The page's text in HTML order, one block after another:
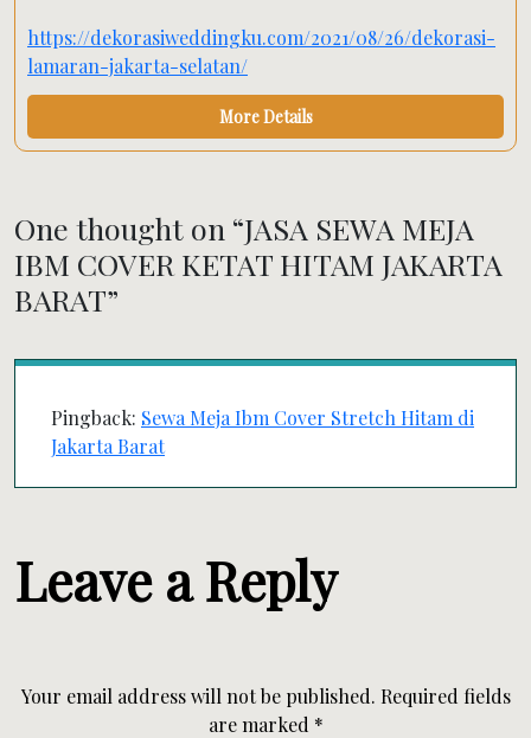
https://dekorasiweddingku.com/2021/08/26/dekorasi-
lamaran-jakarta-selatan/
More Details
One thought on “JASA SEWA MEJA
IBM COVER KETAT HITAM JAKARTA
BARAT”
Pingback: Sewa Meja Ibm Cover Stretch Hitam di
Jakarta Barat
Leave a Reply
Your email address will not be published. Required fields
are marked *